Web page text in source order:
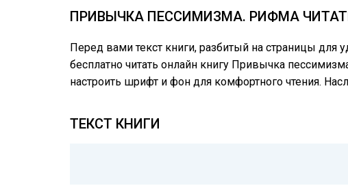
ПРИВЫЧКА ПЕССИМИЗМА. РИФМА
Перед вами текст книги, разбитый на страницы для
бесплатно читать онлайн книгу Привычка
настроить шрифт и фон для комфортного чтения.
ТЕКСТ КНИГИ